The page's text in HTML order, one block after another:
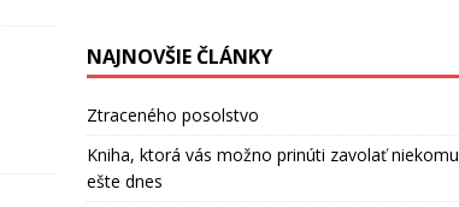
NAJNOVŠIE ČLÁNKY
Ztraceného posolstvo
Kniha, ktorá vás možno prinúti zavolať niekomu
ešte dnes